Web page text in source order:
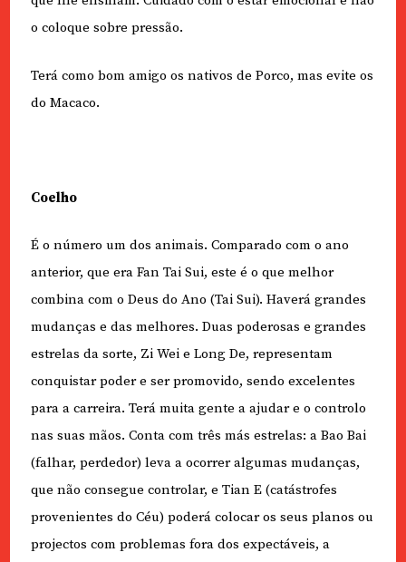
o coloque sobre pressão.
Terá como bom amigo os nativos de Porco, mas evite os
do Macaco.
Coelho
É o número um dos animais. Comparado com o ano
anterior, que era Fan Tai Sui, este é o que melhor
combina com o Deus do Ano (Tai Sui). Haverá grandes
mudanças e das melhores. Duas poderosas e grandes
estrelas da sorte, Zi Wei e Long De, representam
conquistar poder e ser promovido, sendo excelentes
para a carreira. Terá muita gente a ajudar e o controlo
nas suas mãos. Conta com três más estrelas: a Bao Bai
(falhar, perdedor) leva a ocorrer algumas mudanças,
que não consegue controlar, e Tian E (catástrofes
provenientes do Céu) poderá colocar os seus planos ou
projectos com problemas fora dos expectáveis, a